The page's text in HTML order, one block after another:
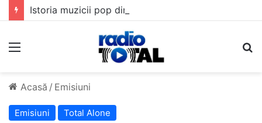
Meniu
Acasă / Emisiuni
Emisiuni Total Alone